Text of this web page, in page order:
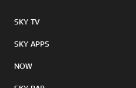
SKY TV
SKY APPS
NOW